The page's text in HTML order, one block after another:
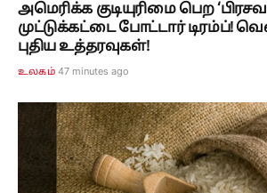
அமெரிக்க குடியுரிமை பெற ‘பிரசவ
முட்டுக்கட்டை போட்டார் டிரம்ப்!
புதிய உத்தரவுகள்!
உலகம் 47 minutes ago